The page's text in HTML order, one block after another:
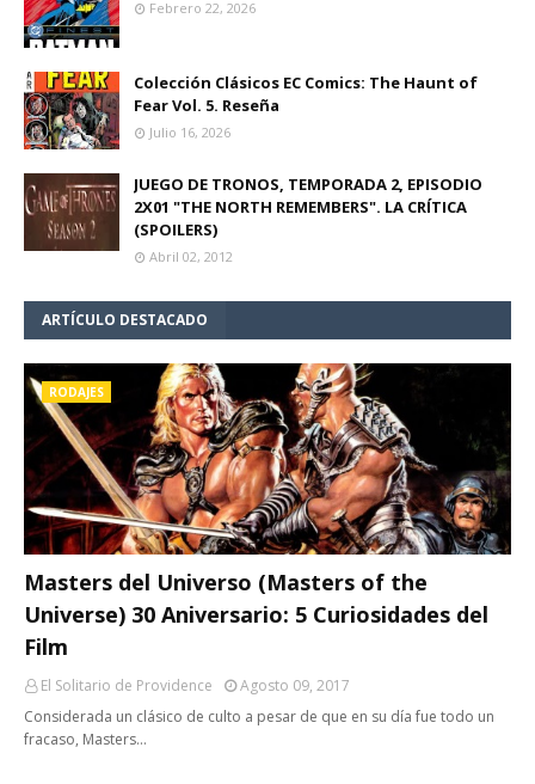
Febrero 22, 2026
Colección Clásicos EC Comics: The Haunt of
Fear Vol. 5. Reseña
Julio 16, 2026
JUEGO DE TRONOS, TEMPORADA 2, EPISODIO
2X01 "THE NORTH REMEMBERS". LA CRÍTICA
(SPOILERS)
Abril 02, 2012
ARTÍCULO DESTACADO
RODAJES
Masters del Universo (Masters of the
Universe) 30 Aniversario: 5 Curiosidades del
Film
El Solitario de Providence
Agosto 09, 2017
Considerada un clásico de culto a pesar de que en su día fue todo un
fracaso, Masters…